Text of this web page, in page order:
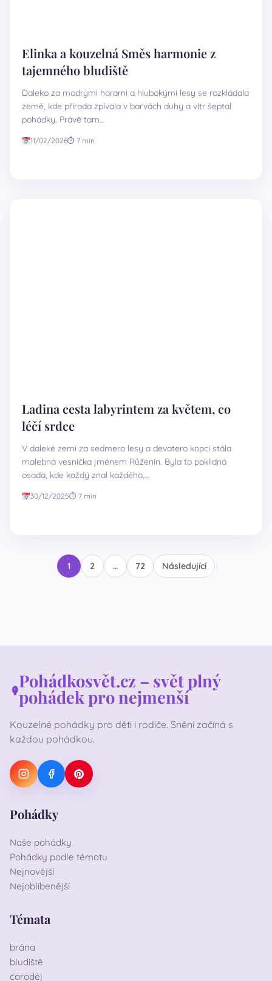
Elinka a kouzelná Směs harmonie z
tajemného bludiště
Daleko za modrými horami a hlubokými lesy se rozkládala
země, kde příroda zpívala v barvách duhy a vítr šeptal
pohádky. Právě tam…
11/02/2026⏱ 7 min
Ladina cesta labyrintem za květem, co
léčí srdce
V daleké zemi za sedmero lesy a devatero kopci stála
malebná vesnička jménem Růženín. Byla to poklidná
osada, kde každý znal každého,…
30/12/2025⏱ 7 min
Stránkování 1 2 … 72 Následující
Pohádkosvět.cz – svět plný
pohádek pro nejmenší
Kouzelné pohádky pro děti i rodiče. Snění začíná s
každou pohádkou.
Pohádky
Naše pohádky
Pohádky podle tématu
Nejnovější
Nejoblíbenější
Témata
brána
bludiště
čaroděj